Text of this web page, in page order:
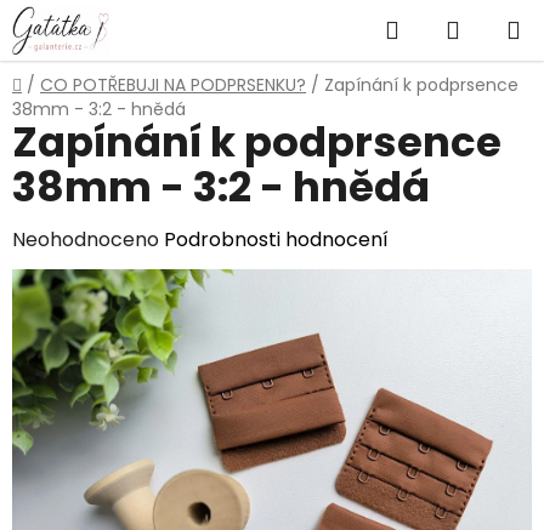
Přejít
na
obsah
Hledat
KOŠÍK
Domů
/ CO POTŘEBUJI NA PODPRSENKU? / Zapínání k podprsence
38mm - 3:2 - hnědá
Zapínání k podprsence
38mm - 3:2 - hnědá
Průměrné
hodnocení
produktu
je
0,0
z
5
hvězdiček.
Neohodnoceno Podrobnosti hodnocení